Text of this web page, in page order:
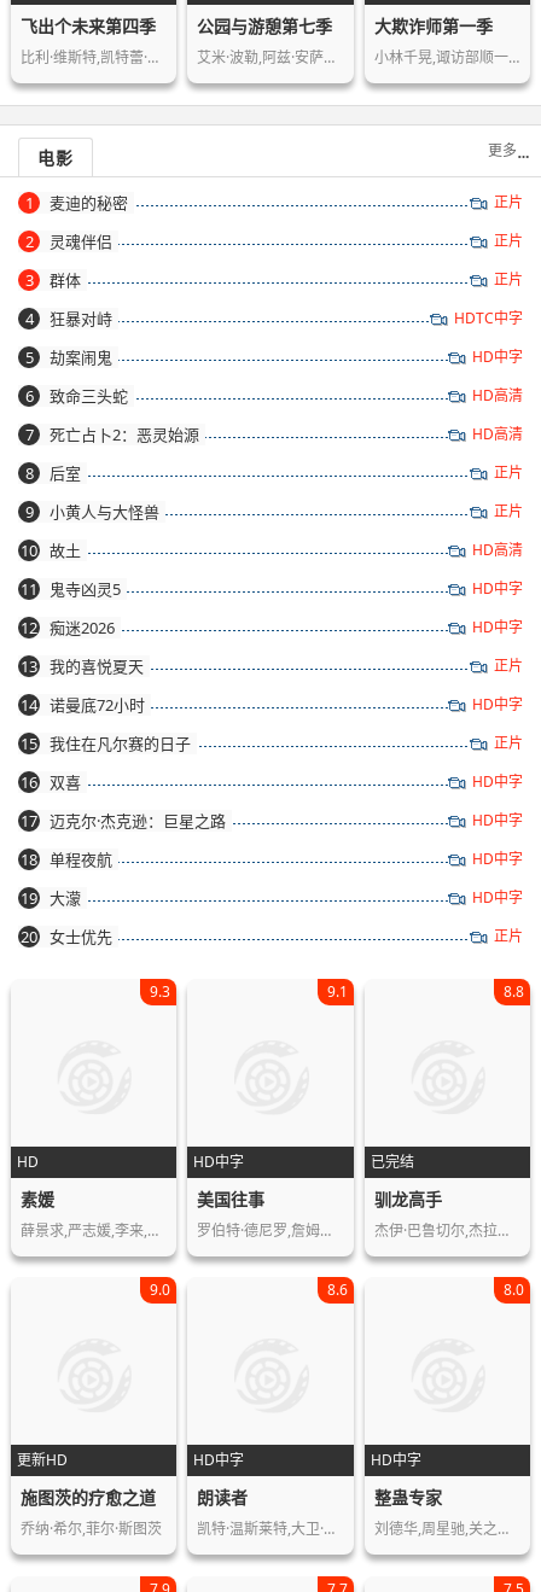
飞出个未来第四季
比利·维斯特,凯特蕾·萨加尔,约翰·迪…
公园与游憩第七季
艾米·波勒,阿兹·安萨里,尼克·奥弗曼…
大欺诈师第一季
小林千晃,诹访部顺一,藤原夏海,园崎未…
电影 更多
正片
1 麦迪的秘密
正片
2 灵魂伴侣
正片
3 群体
HDTC中字
4 狂暴对峙
HD中字
5 劫案闹鬼
HD高清
6 致命三头蛇
HD高清
7 死亡占卜2：恶灵始源
正片
8 后室
正片
9 小黄人与大怪兽
HD高清
10 故土
HD中字
11 鬼寺凶灵5
HD中字
12 痴迷2026
正片
13 我的喜悦夏天
HD中字
14 诺曼底72小时
正片
15 我住在凡尔赛的日子
HD中字
16 双喜
HD中字
17 迈克尔·杰克逊：巨星之路
HD中字
18 单程夜航
HD中字
19 大濛
正片
20 女士优先
HD
9.3
素媛
薛景求,严志媛,李来,金海淑,金相镐,罗…
HD中字
9.1
美国往事
罗伯特·德尼罗,詹姆斯·伍兹,伊丽莎白…
已完结
8.8
驯龙高手
杰伊·巴鲁切尔,杰拉德·巴特勒,克雷格…
更新HD
9.0
施图茨的疗愈之道
乔纳·希尔,菲尔·斯图茨
HD中字
8.6
朗读者
凯特·温斯莱特,大卫·克劳斯,拉尔夫·…
HD中字
8.0
整蛊专家
刘德华,周星驰,关之琳,邱淑贞,吴孟达,…